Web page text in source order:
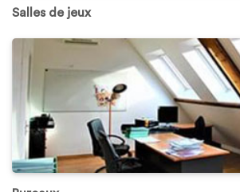
Salles de jeux